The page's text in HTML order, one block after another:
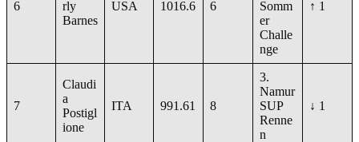
6
rly
Barnes
USA 1016.6 6
Somm
er
Challe
nge
↑ 1
7
Claudi
a
Postigl
ione
ITA 991.61 8
3.
Namur
SUP
Renne
n
↓ 1